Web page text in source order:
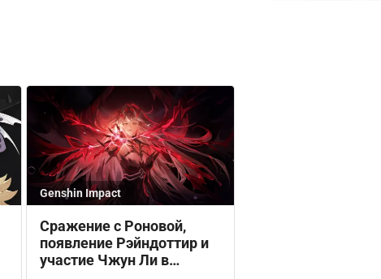
Genshin Impact
Сражение с Роновой,
появление Рэйндоттир и
участие Чжун Ли в